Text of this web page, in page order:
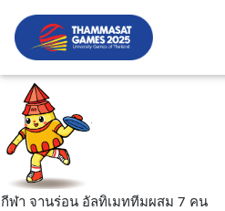
กีฬา จานร่อน อัลทิเมททีมผสม 7 คน